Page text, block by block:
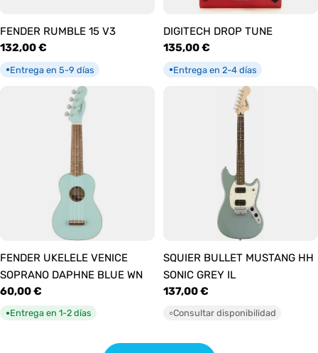
FENDER RUMBLE 15 V3
Precio
habitual
132,00 €
●Entrega en 5-9 días
DIGITECH DROP TUNE
Precio
habitual
135,00 €
●Entrega en 2-4 días
FENDER UKELELE VENICE
SOPRANO DAPHNE BLUE WN
Precio
habitual
60,00 €
●Entrega en 1-2 días
SQUIER BULLET MUSTANG HH
SONIC GREY IL
Precio
habitual
137,00 €
○Consultar disponibilidad